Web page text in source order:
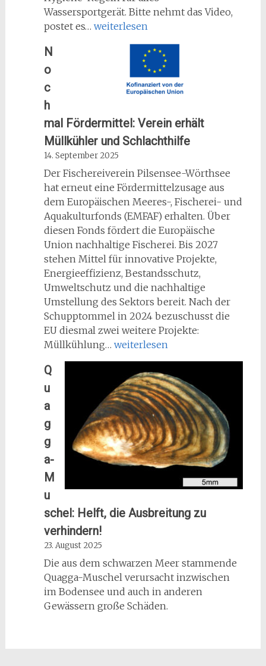
Wassersportgerät. Bitte nehmt das Video,
postet es… #Stoppquaggamuschel
einfachen
Schritten
Gewässer
Schützen
weiterlesen
N
o
c
h
mal Fördermittel: Verein erhält
Müllkühler und Schlachthilfe
14. September 2025
Der Fischereiverein Pilsensee-Wörthsee
hat erneut eine Fördermittelzusage aus
dem Europäischen Meeres-, Fischerei- und
Aquakulturfonds (EMFAF) erhalten. Über
diesen Fonds fördert die Europäische
Union nachhaltige Fischerei. Bis 2027
stehen Mittel für innovative Projekte,
Energieeffizienz, Bestandsschutz,
Umweltschutz und die nachhaltige
Umstellung des Sektors bereit. Nach der
Schupptommel in 2024 bezuschusst die
EU diesmal zwei weitere Projekte:
Müllkühlung… Nochmal
Verein
erhält
Müllkühler
und
Schlachthilfe
weiterlesen
Q
u
a
g
g
a-
M
u
schel: Helft, die Ausbreitung zu
verhindern!
23. August 2025
Die aus dem schwarzen Meer stammende
Quagga-Muschel verursacht inzwischen
im Bodensee und auch in anderen
Gewässern große Schäden.